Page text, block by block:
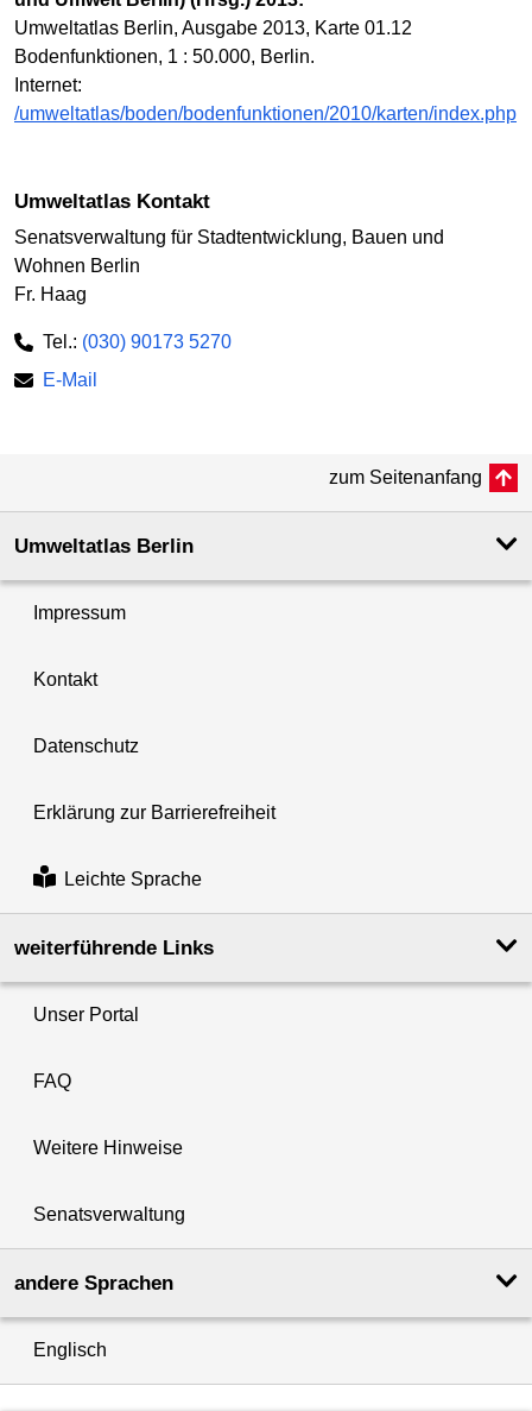
Umweltatlas Berlin, Ausgabe 2013, Karte 01.12
Bodenfunktionen, 1 : 50.000, Berlin.
Internet:
/umweltatlas/boden/bodenfunktionen/2010/karten/index.php
Umweltatlas Kontakt
Senatsverwaltung für Stadtentwicklung, Bauen und
Wohnen Berlin
Fr. Haag
Tel.: (030) 90173 5270
E-Mail
zum Seitenanfang
Umweltatlas Berlin
Impressum
Kontakt
Datenschutz
Erklärung zur Barrierefreiheit
Leichte Sprache
weiterführende Links
Unser Portal
FAQ
Weitere Hinweise
Senatsverwaltung
andere Sprachen
Englisch